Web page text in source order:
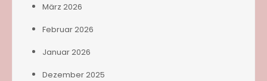
März 2026
Februar 2026
Januar 2026
Dezember 2025